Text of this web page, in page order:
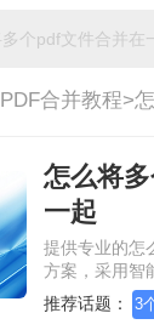
PDF合并教程>
怎么将
一起
提供专业的怎
方案，采用智
档1:1高保真
批量处理，全
推荐话题：